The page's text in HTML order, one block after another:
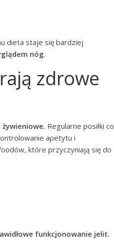
dieta staje się bardziej
nóg.
zdrowe
Regularne posiłki co
apetytu i
które przyczyniają się do
funkcjonowanie jelit.